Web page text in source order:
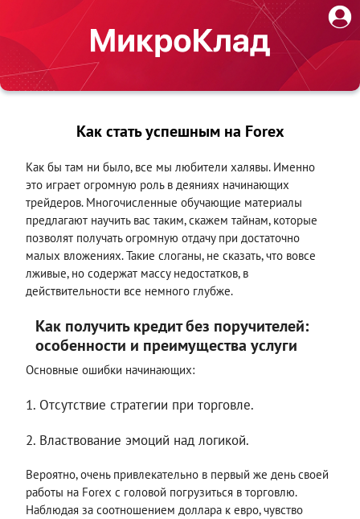
Как стать успешным на Forex
Как бы там ни было, все мы любители халявы. Именно
это играет огромную роль в деяниях начинающих
трейдеров. Многочисленные обучающие материалы
предлагают научить вас таким, скажем тайнам, которые
позволят получать огромную отдачу при достаточно
малых вложениях. Такие слоганы, не сказать, что вовсе
лживые, но содержат массу недостатков, в
действительности все немного глубже.
Как получить кредит без поручителей:
особенности и преимущества услуги
Основные ошибки начинающих:
Отсутствие стратегии при торговле.
Властвование эмоций над логикой.
Вероятно, очень привлекательно в первый же день своей
работы на Forex с головой погрузиться в торговлю.
Наблюдая за соотношением доллара к евро, чувство